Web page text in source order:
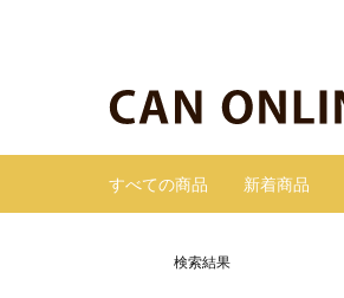
すべての商品 新着商品
検索結果